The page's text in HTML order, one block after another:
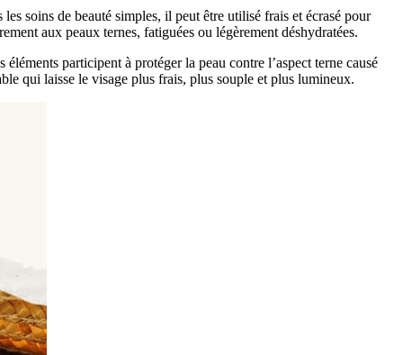
soins de beauté simples, il peut être utilisé frais et écrasé pour
aux peaux ternes, fatiguées ou légèrement déshydratées.
participent à protéger la peau contre l’aspect terne causé
qui laisse le visage plus frais, plus souple et plus lumineux.